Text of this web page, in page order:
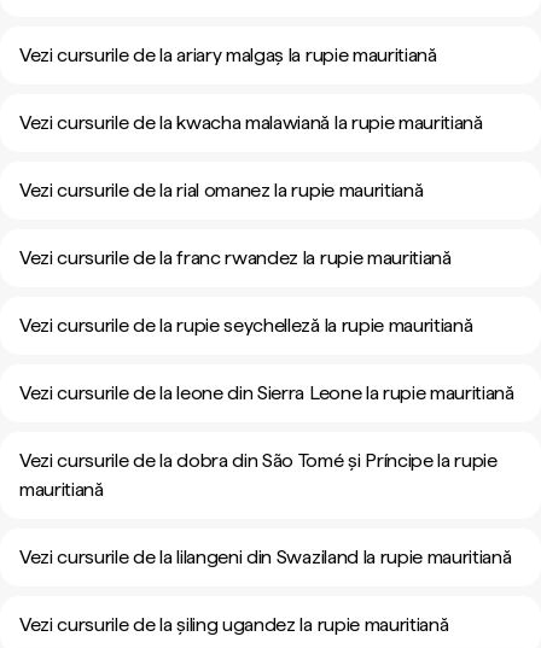
Vezi cursurile de la ariary malgaș la rupie mauritiană
Vezi cursurile de la kwacha malawiană la rupie mauritiană
Vezi cursurile de la rial omanez la rupie mauritiană
Vezi cursurile de la franc rwandez la rupie mauritiană
Vezi cursurile de la rupie seychelleză la rupie mauritiană
Vezi cursurile de la leone din Sierra Leone la rupie mauritiană
Vezi cursurile de la dobra din São Tomé și Príncipe la rupie
mauritiană
Vezi cursurile de la lilangeni din Swaziland la rupie mauritiană
Vezi cursurile de la șiling ugandez la rupie mauritiană